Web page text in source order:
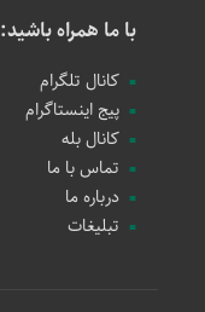
با ما همراه باشید:
کانال تلگرام
پیج اینستاگرام
کانال بله
تماس با ما
درباره ما
تبلیغات